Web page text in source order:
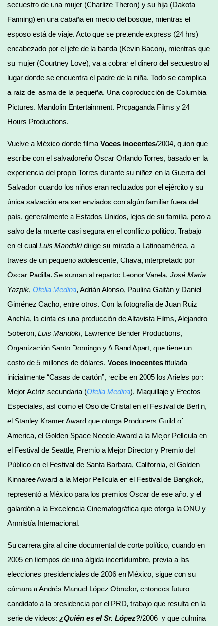
secuestro de una mujer (Charlize Theron) y su hija (Dakota
Fanning) en una cabaña en medio del bosque, mientras el
esposo está de viaje. Acto que se pretende express (24 hrs)
encabezado por el jefe de la banda (Kevin Bacon), mientras que
su mujer (Courtney Love), va a cobrar el dinero del secuestro al
lugar donde se encuentra el padre de la niña. Todo se complica
a raíz del asma de la pequeña. Una coproducción de Columbia
Pictures, Mandolin Entertainment, Propaganda Films y 24
Hours Productions.
Vuelve a México donde filma Voces inocentes/2004, guion que
escribe con el salvadoreño Óscar Orlando Torres, basado en la
experiencia del propio Torres durante su niñez en la Guerra del
Salvador, cuando los niños eran reclutados por el ejército y su
única salvación era ser enviados con algún familiar fuera del
país, generalmente a Estados Unidos, lejos de su familia, pero a
salvo de la muerte casi segura en el conflicto político. Trabajo
en el cual Luis Mandokidirige su mirada a Latinoamérica, a
través de un pequeño adolescente, Chava, interpretado por
Óscar Padilla. Se suman al reparto: Leonor Varela, José María
Yazpik, Ofelia Medina, Adrián Alonso, Paulina Gaitán y Daniel
Giménez Cacho, entre otros. Con la fotografía de Juan Ruiz
Anchía, la cinta es una producción de Altavista Films, Alejandro
Soberón, Luis Mandoki, Lawrence Bender Productions,
Organización Santo Domingo y A Band Apart, que tiene un
costo de 5 millones de dólares. Voces inocentes titulada
inicialmente “Casas de cartón”, recibe en 2005 los Arieles por:
Mejor Actriz secundaria (Ofelia Medina), Maquillaje y Efectos
Especiales, así como el Oso de Cristal en el Festival de Berlín,
el Stanley Kramer Award que otorga Producers Guild of
America, el Golden Space Needle Award a la Mejor Película en
el Festival de Seattle, Premio a Mejor Director y Premio del
Público en el Festival de Santa Barbara, California, el Golden
Kinnaree Award a la Mejor Película en el Festival de Bangkok,
representó a México para los premios Oscar de ese año, y el
galardón a la Excelencia Cinematográfica que otorga la ONU y
Amnistía Internacional.
Su carrera gira al cine documental de corte político, cuando en
2005 en tiempos de una álgida incertidumbre, previa a las
elecciones presidenciales de 2006 en México, sigue con su
cámara a Andrés Manuel López Obrador, entonces futuro
candidato a la presidencia por el PRD, trabajo que resulta en la
serie de videos: ¿Quién es el Sr. López?/2006 y que culmina